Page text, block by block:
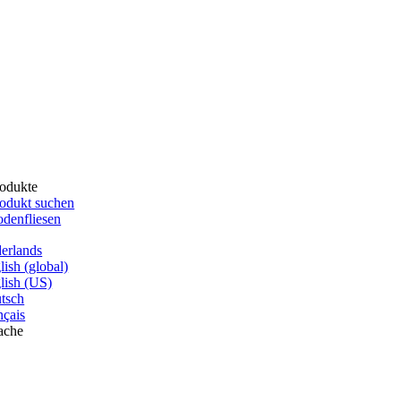
(global)
(US)
suchen